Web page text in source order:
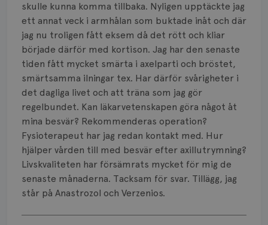
skulle kunna komma tillbaka. Nyligen upptäckte jag
ett annat veck i armhålan som buktade inåt och där
jag nu troligen fått eksem då det rött och kliar
började därför med kortison. Jag har den senaste
tiden fått mycket smärta i axelparti och bröstet,
smärtsamma ilningar tex. Har därför svårigheter i
det dagliga livet och att träna som jag gör
regelbundet. Kan läkarvetenskapen göra något åt
mina besvär? Rekommenderas operation?
Fysioterapeut har jag redan kontakt med. Hur
hjälper vården till med besvär efter axillutrymning?
Livskvaliteten har försämrats mycket för mig de
senaste månaderna. Tacksam för svar. Tillägg, jag
står på Anastrozol och Verzenios.
Visa svar
Risker
Spridd bröstcancer
Strålning
Vätska